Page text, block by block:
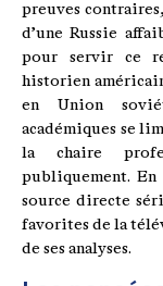
preuves
d’une Russie
pour servir ce
historien
en Union
académiques se
la chaire
publiquement.
source directe
favorites de la
de ses analyses.